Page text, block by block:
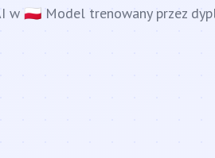
w 🇵🇱 Model trenowany przez